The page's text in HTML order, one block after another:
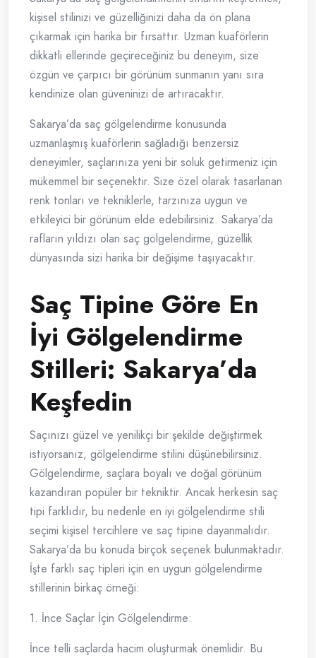
kişisel stilinizi ve güzelliğinizi daha da ön plana
çıkarmak için harika bir fırsattır. Uzman kuaförlerin
dikkatli ellerinde geçireceğiniz bu deneyim, size
özgün ve çarpıcı bir görünüm sunmanın yanı sıra
kendinize olan güveninizi de artıracaktır.
Sakarya’da saç gölgelendirme konusunda
uzmanlaşmış kuaförlerin sağladığı benzersiz
deneyimler, saçlarınıza yeni bir soluk getirmeniz için
mükemmel bir seçenektir. Size özel olarak tasarlanan
renk tonları ve tekniklerle, tarzınıza uygun ve
etkileyici bir görünüm elde edebilirsiniz. Sakarya’da
rafların yıldızı olan saç gölgelendirme, güzellik
dünyasında sizi harika bir değişime taşıyacaktır.
Saç Tipine Göre En
İyi Gölgelendirme
Stilleri: Sakarya’da
Keşfedin
Saçınızı güzel ve yenilikçi bir şekilde değiştirmek
istiyorsanız, gölgelendirme stilini düşünebilirsiniz.
Gölgelendirme, saçlara boyalı ve doğal görünüm
kazandıran popüler bir tekniktir. Ancak herkesin saç
tipi farklıdır, bu nedenle en iyi gölgelendirme stili
seçimi kişisel tercihlere ve saç tipine dayanmalıdır.
Sakarya’da bu konuda birçok seçenek bulunmaktadır.
İşte farklı saç tipleri için en uygun gölgelendirme
stillerinin birkaç örneği:
1. İnce Saçlar İçin Gölgelendirme:
İnce telli saçlarda hacim oluşturmak önemlidir. Bu